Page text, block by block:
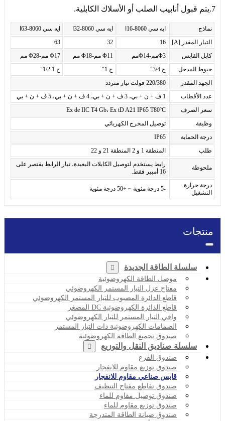
7.يتم قبول أنابيب الصلب أو الأسلاك الكابلية.
نماذج ايه سي 8060-16ا ايه سي 8060-32ا
ايه سي 8060-63ا
التيار المقدر [A]
16
32
63
كابل القابس
Φ3مم-Φ14مم Φ11 مم-Φ18 مم
Φ17 مم-Φ28 مم
خيوط المدخل
ج 3/4" ج 1"
ج 1 1/2"
الجهد المقدر
220/380 فولت تيار متردد
عدد الأقطاب
1 ف + ن + بي، 3 ف + ن + بي، 4 ف + ن + بي، 5 ف + ن + بي
سعر الصرف
Ex de IIC T4 Gb، Ex tD A21 IP65 T80ºC
وظيفة
توصيل المخرج الكهربائي
درجة الحماية
IP65
طلب
المنطقة 1 و 2 المنطقة 21 و 22
ملحوظة
رابط يستخدم لتوصيل الكابلات البعيدة، تيار الرابط يقتصر على
16 أمبير فقط.
درجة حرارة
التشغيل
-5 درجة مئوية ~ +50 درجة مئوية
منتجات
سلسلة الطاقة الجديدة
موصل الطاقة الكهروضوئية
مفتاح عزل التيار المستمر الكهروضوئي
قاطع الدائرة المصبوب للتيار المستمر الكهروضوئي
قاطع الدائرة الكهروضوئية DC المصغر
واقي التيار المستمر للتيار الكهروضوئي
الصمامات الكهروضوئية ذات التيار المستمر
صندوق تجميع الطاقة الكهروضوئية
سلسلة صناديق النقل والتوزيع
صندوق الفرع
صندوق توزيع مقاوم للانفجار
قابس صناعي مقاوم للانفجار
صندوق تقاطع مفتاح التنظيف
صندوق توصيل مقاوم للماء
صندوق توزيع مقاوم للماء
صندوق صيانة الطاقة المتدرجة